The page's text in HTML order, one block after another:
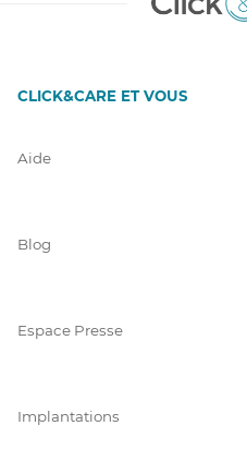
CLICK&CARE ET VOUS
Aide
Blog
Espace Presse
Implantations